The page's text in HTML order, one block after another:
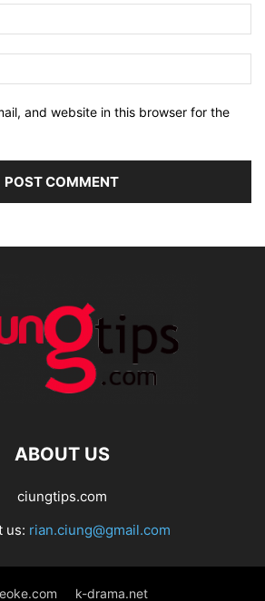
and website in this browser for the
ABOUT US
ciungtips.com
us: rian.ciung@gmail.com
k-drama.net